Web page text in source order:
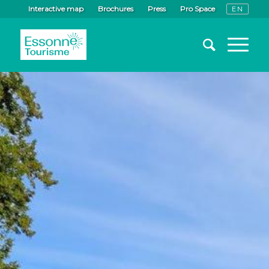
Interactive map Brochures Press Pro Space